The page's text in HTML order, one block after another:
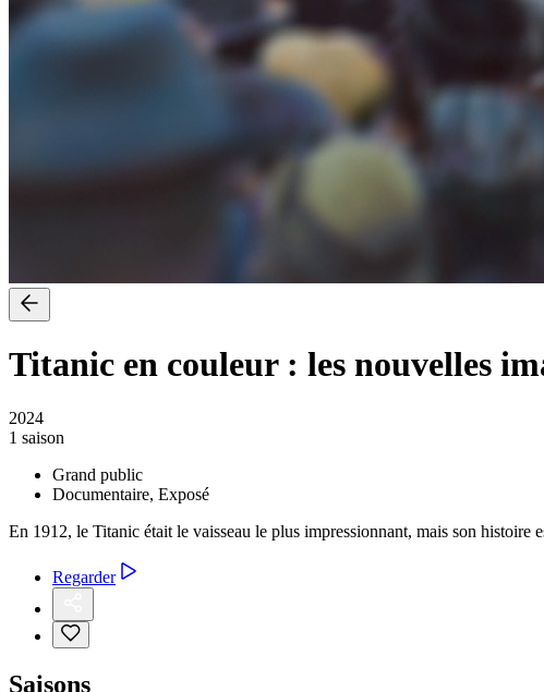
Titanic en couleur : les nouvelles
2024
1 saison
Grand public
Documentaire, Exposé
En 1912, le Titanic était le vaisseau le plus impressionnant, mais son histoire
Regarder
Saisons